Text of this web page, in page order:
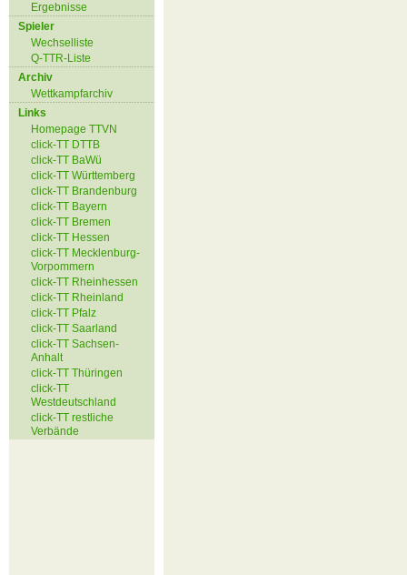
Ergebnisse
Spieler
Wechselliste
Q-TTR-Liste
Archiv
Wettkampfarchiv
Links
Homepage TTVN
click-TT DTTB
click-TT BaWü
click-TT Württemberg
click-TT Brandenburg
click-TT Bayern
click-TT Bremen
click-TT Hessen
click-TT Mecklenburg-
Vorpommern
click-TT Rheinhessen
click-TT Rheinland
click-TT Pfalz
click-TT Saarland
click-TT Sachsen-
Anhalt
click-TT Thüringen
click-TT
Westdeutschland
click-TT restliche
Verbände